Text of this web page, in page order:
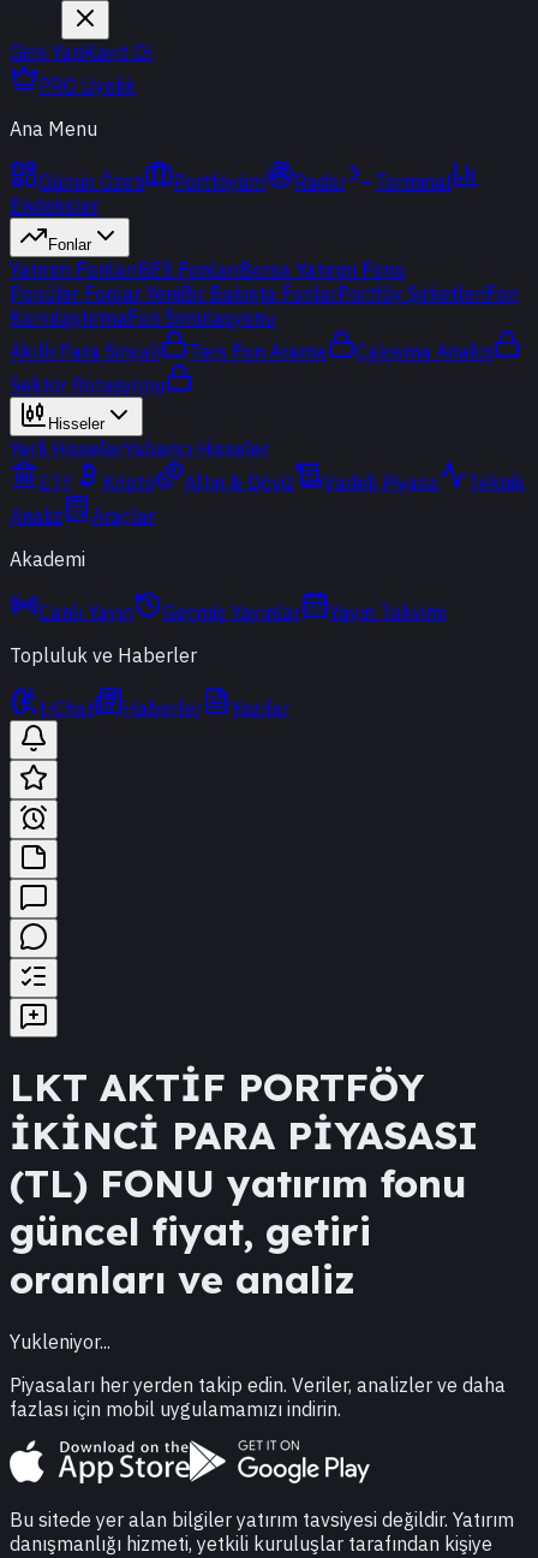
Giriş YapKayıt Ol
PRO Üyelik
Ana Menu
Günün Özeti Portföyüm Radar
Terminal
Endeksler
Fonlar
Yatırım FonlarıBES FonlarıBorsa Yatırım Fonu
Popüler Fonlar YeniBir Bakışta FonlarPortföy ŞirketleriFon
KarşılaştırmaFon Simülasyonu
Akıllı Para Sinyali
Ters Fon Arama
Çakışma Analizi
Sektör Rotasyonu
Hisseler
Yerli HisselerYabancı Hisseler
ETF
Kripto Altın & Döviz Vadeli Piyasa
Teknik
Analiz
Araçlar
Akademi
Canlı Yayın Geçmiş Yayınlar
Yayın Takvimi
Topluluk ve Haberler
t-Chat Haberler Yazılar
LKT AKTİF PORTFÖY
İKİNCİ PARA PİYASASI
(TL) FONU yatırım fonu
güncel fiyat, getiri
oranları ve analiz
Yukleniyor...
Piyasaları her yerden takip edin. Veriler, analizler ve daha
fazlası için mobil uygulamamızı indirin.
Bu sitede yer alan bilgiler yatırım tavsiyesi değildir. Yatırım
danışmanlığı hizmeti, yetkili kuruluşlar tarafından kişiye